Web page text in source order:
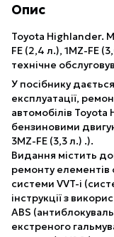
Опис
Toyota Highlander.
FE (2,4 л.), 1MZ-FE
технічне
У посібнику
експлуатації,
автомобілів Toyota
бензиновими
3MZ-FE (3,3 л.) .).
Видання містить
ремонту елементів
системи VVT-i
інструкції з
ABS
екстреного